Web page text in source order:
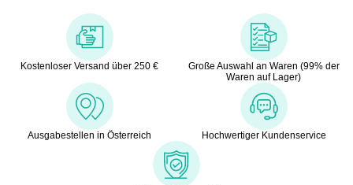
Kostenloser Versand über 250 €
Große Auswahl an Waren (99% der
Waren auf Lager)
Ausgabestellen in Österreich Hochwertiger Kundenservice